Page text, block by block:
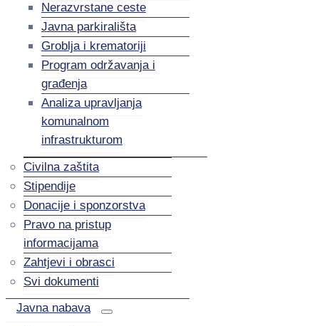
Nerazvrstane ceste
Javna parkirališta
Groblja i krematoriji
Program održavanja i
građenja
Analiza upravljanja
komunalnom
infrastrukturom
Civilna zaštita
Stipendije
Donacije i sponzorstva
Pravo na pristup
informacijama
Zahtjevi i obrasci
Svi dokumenti
Javna nabava